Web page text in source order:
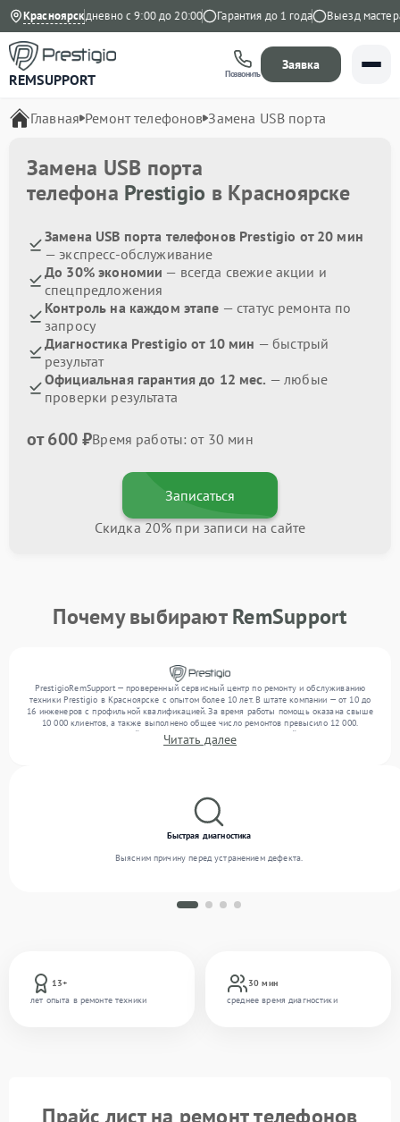
Красноярск
Ежедневно с 9:00 до 20:00 Гарантия до 1 года Выезд мастера
REMSUPPORT Позвонить
Заявка
Главная Ремонт телефонов Замена USB порта
Замена USB порта
телефона Prestigio в Красноярске
Замена USB порта телефонов Prestigio от 20 мин
— экспресс-обслуживание
До 30% экономии — всегда свежие акции и
спецпредложения
Контроль на каждом этапе — статус ремонта по
запросу
Диагностика Prestigio от 10 мин — быстрый
результат
Официальная гарантия до 12 мес. — любые
проверки результата
от 600 ₽Время работы: от 30 мин
Записаться
Скидка 20% при записи на сайте
Почему выбираютRemSupport
PrestigioRemSupport — проверенный сервисный центр по ремонту и обслуживанию
техники Prestigio в Красноярске с опытом более 10 лет. В штате компании — от 10 до
16 инженеров с профильной квалификацией. За время работы помощь оказана свыше
10 000 клиентов, а также выполнено общее число ремонтов превысило 12 000.
Ежемесячно в сервисный центр поступает более 300 обращений, включая , , . Мы
работаем с широким спектром неисправностей и поддерживаем высокий стандарт
Читать далее
13+
лет опыта в ремонте техники
30 мин
среднее время диагностики
Быстрая диагностика
Выясним причину перед устранением дефекта.
Прайс лист на ремонт телефонов